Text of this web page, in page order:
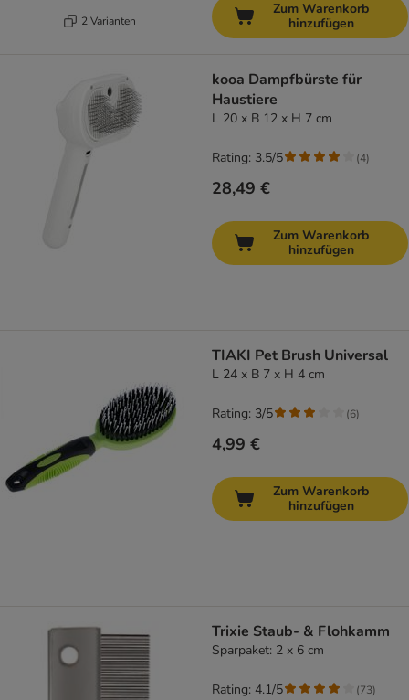
2 Varianten
Zum Warenkorb
hinzufügen
kooa Dampfbürste für
Haustiere
L 20 x B 12 x H 7 cm
28,49 €
Rating: 3.5/5 (4)
Zum Warenkorb
hinzufügen
TIAKI Pet Brush Universal
L 24 x B 7 x H 4 cm
4,99 €
Rating: 3/5 (6)
Zum Warenkorb
hinzufügen
Trixie Staub- & Flohkamm
Sparpaket: 2 x 6 cm
Rating: 4.1/5 (73)